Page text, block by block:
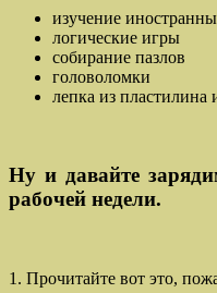
изучение
логические игры
собирание пазлов
головоломки
лепка из пластилина
Ну и давайте
рабочей недели.
1. Прочитайте вот это,